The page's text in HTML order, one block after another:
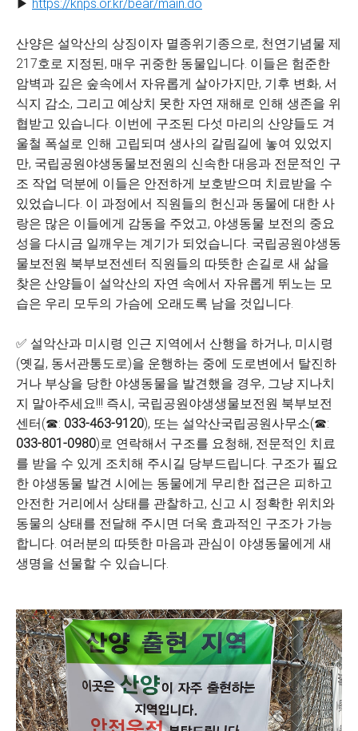
▶ https://knps.or.kr/bear/main.do
산양은 설악산의 상징이자 멸종위기종으로, 천연기념물 제
217호로 지정된, 매우 귀중한 동물입니다. 이들은 험준한
암벽과 깊은 숲속에서 자유롭게 살아가지만, 기후 변화, 서
식지 감소, 그리고 예상치 못한 자연 재해로 인해 생존을 위
협받고 있습니다. 이번에 구조된 다섯 마리의 산양들도 겨
울철 폭설로 인해 고립되며 생사의 갈림길에 놓여 있었지
만, 국립공원야생동물보전원의 신속한 대응과 전문적인 구
조 작업 덕분에 이들은 안전하게 보호받으며 치료받을 수
있었습니다. 이 과정에서 직원들의 헌신과 동물에 대한 사
랑은 많은 이들에게 감동을 주었고, 야생동물 보전의 중요
성을 다시금 일깨우는 계기가 되었습니다. 국립공원야생동
물보전원 북부보전센터 직원들의 따뜻한 손길로 새 삶을
찾은 산양들이 설악산의 자연 속에서 자유롭게 뛰노는 모
습은 우리 모두의 가슴에 오래도록 남을 것입니다.
✅ 설악산과 미시령 인근 지역에서 산행을 하거나, 미시령
(옛길, 동서관통도로)을 운행하는 중에 도로변에서 탈진하
거나 부상을 당한 야생동물을 발견했을 경우, 그냥 지나치
지 말아주세요!!! 즉시, 국립공원야생생물보전원 북부보전
센터(☎: 033-463-9120), 또는 설악산국립공원사무소(☎:
033-801-0980)로 연락해서 구조를 요청해, 전문적인 치료
를 받을 수 있게 조치해 주시길 당부드립니다. 구조가 필요
한 야생동물 발견 시에는 동물에게 무리한 접근은 피하고
안전한 거리에서 상태를 관찰하고, 신고 시 정확한 위치와
동물의 상태를 전달해 주시면 더욱 효과적인 구조가 가능
합니다. 여러분의 따뜻한 마음과 관심이 야생동물에게 새
생명을 선물할 수 있습니다.